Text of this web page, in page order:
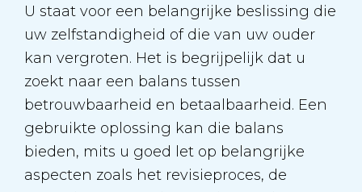
U staat voor een belangrijke beslissing die
uw zelfstandigheid of die van uw ouder
kan vergroten. Het is begrijpelijk dat u
zoekt naar een balans tussen
betrouwbaarheid en betaalbaarheid. Een
gebruikte oplossing kan die balans
bieden, mits u goed let op belangrijke
aspecten zoals het revisieproces, de